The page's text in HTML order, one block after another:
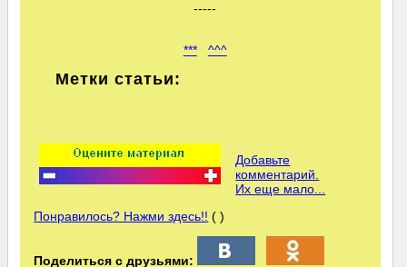
-----
*** ^^^
Метки статьи:
Добавьте
комментарий.
Их еще мало...
Понравилось? Нажми здесь!! ( )
Поделиться с друзьями: